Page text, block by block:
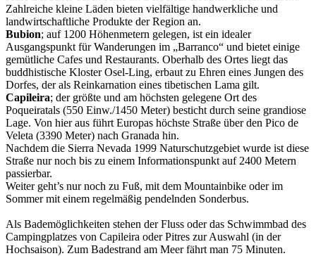
Zahlreiche kleine Läden bieten vielfältige handwerkliche und
landwirtschaftliche Produkte der Region an.
Bubion; auf 1200 Höhenmetern gelegen, ist ein idealer
Ausgangspunkt für Wanderungen im „Barranco“ und bietet einige
gemütliche Cafes und Restaurants. Oberhalb des Ortes liegt das
buddhistische Kloster Osel-Ling, erbaut zu Ehren eines Jungen des
Dorfes, der als Reinkarnation eines tibetischen Lama gilt.
Capileira; der größte und am höchsten gelegene Ort des
Poqueiratals (550 Einw./1450 Meter) besticht durch seine grandiose
Lage. Von hier aus führt Europas höchste Straße über den Pico de
Veleta (3390 Meter) nach Granada hin.
Nachdem die Sierra Nevada 1999 Naturschutzgebiet wurde ist diese
Straße nur noch bis zu einem Informationspunkt auf 2400 Metern
passierbar.
Weiter geht’s nur noch zu Fuß, mit dem Mountainbike oder im
Sommer mit einem regelmäßig pendelnden Sonderbus.
Als Bademöglichkeiten stehen der Fluss oder das Schwimmbad des
Campingplatzes von Capileira oder Pitres zur Auswahl (in der
Hochsaison). Zum Badestrand am Meer fährt man 75 Minuten.